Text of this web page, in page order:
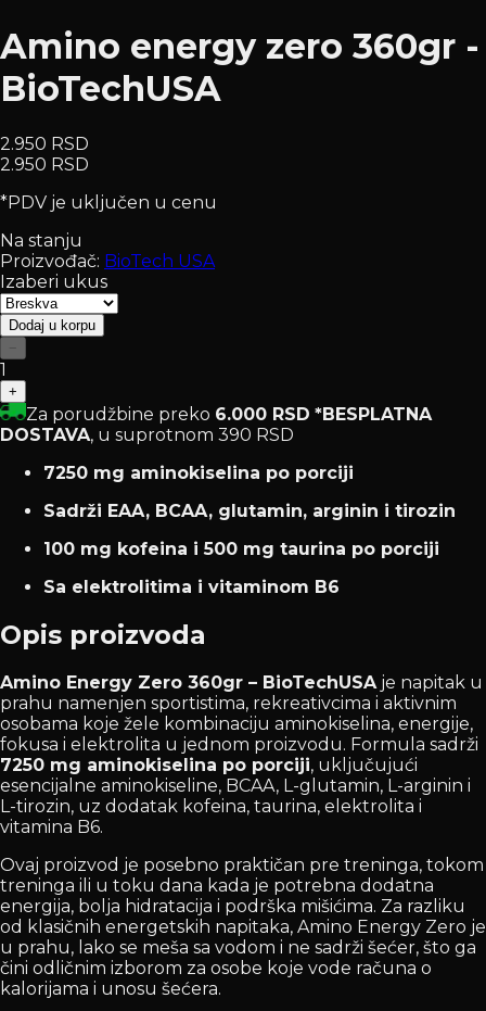
Amino energy zero 360gr -
BioTechUSA
2.950 RSD
2.950 RSD
*PDV je uključen u cenu
Na stanju
Proizvođač: BioTech USA
Izaberi ukus
Dodaj u korpu
−
1
+
Za porudžbine preko 6.000 RSD *BESPLATNA
DOSTAVA, u suprotnom 390 RSD
7250 mg aminokiselina po porciji
Sadrži EAA, BCAA, glutamin, arginin i tirozin
100 mg kofeina i 500 mg taurina po porciji
Sa elektrolitima i vitaminom B6
Opis proizvoda
Amino Energy Zero 360gr – BioTechUSA je napitak u
prahu namenjen sportistima, rekreativcima i aktivnim
osobama koje žele kombinaciju aminokiselina, energije,
fokusa i elektrolita u jednom proizvodu. Formula sadrži
7250 mg aminokiselina po porciji, uključujući
esencijalne aminokiseline, BCAA, L-glutamin, L-arginin i
L-tirozin, uz dodatak kofeina, taurina, elektrolita i
vitamina B6.
Ovaj proizvod je posebno praktičan pre treninga, tokom
treninga ili u toku dana kada je potrebna dodatna
energija, bolja hidratacija i podrška mišićima. Za razliku
od klasičnih energetskih napitaka, Amino Energy Zero je
u prahu, lako se meša sa vodom i ne sadrži šećer, što ga
čini odličnim izborom za osobe koje vode računa o
kalorijama i unosu šećera.